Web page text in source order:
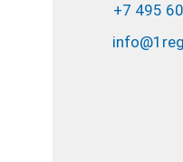
Большое
+7 495